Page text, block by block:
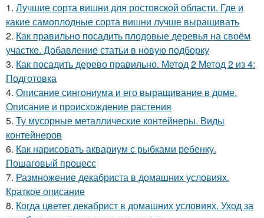
1. Лучшие сорта вишни для ростовской области. Где и
какие самоплодные сорта вишни лучше выращивать
2. Как правильно посадить плодовые деревья на своём
участке. Добавление статьи в новую подборку
3. Как посадить дерево правильно. Метод 2 Метод 2 из 4:
Подготовка
4. Описание сингониума и его выращивание в доме.
Описание и происхождение растения
5. Ту мусорные металлические контейнеры. Виды
контейнеров
6. Как нарисовать аквариум с рыбками ребенку.
Пошаговый процесс
7. Размножение декабриста в домашних условиях.
Краткое описание
8. Когда цветет декабрист в домашних условиях. Уход за